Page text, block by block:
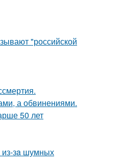
"российской
а обвинениями.
50 лет
из-зa шумных